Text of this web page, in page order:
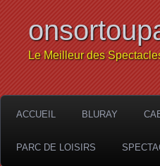
Le Meilleur des
ACCUEIL BLURAY
PARC DE LOISIRS